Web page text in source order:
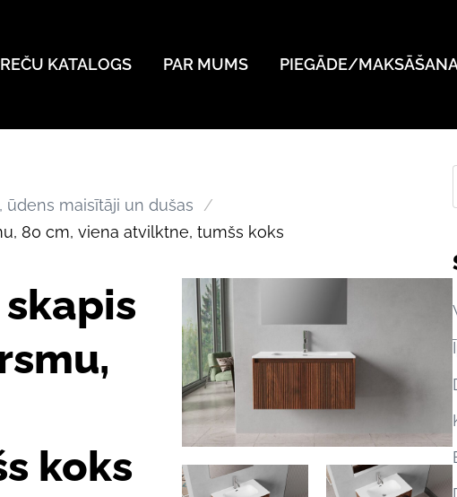
KATALOGS PAR MUMS PIEGĀDE/
ūdens maisītāji un dušas
80 cm, viena atvilktne, tumšs koks
koks